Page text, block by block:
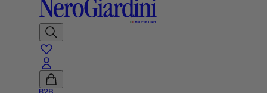
Buscar
favoritos
Cuenta
Ver
carrito